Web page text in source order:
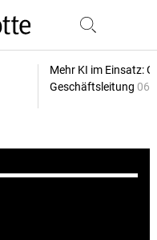
Mehr KI im Einsatz:
Geschäftsleitung